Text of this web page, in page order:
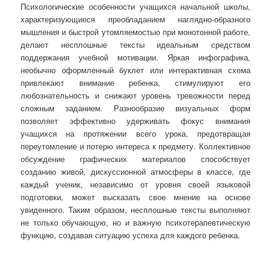
Психологические особенности учащихся начальной школы,
характеризующиеся преобладанием наглядно-образного
мышления и быстрой утомляемостью при монотонной работе,
делают несплошные тексты идеальным средством
поддержания учебной мотивации. Яркая инфографика,
необычно оформленный буклет или интерактивная схема
привлекают внимание ребенка, стимулируют его
любознательность и снижают уровень тревожности перед
сложным заданием. Разнообразие визуальных форм
позволяет эффективно удерживать фокус внимания
учащихся на протяжении всего урока, предотвращая
переутомление и потерю интереса к предмету. Коллективное
обсуждение графических материалов способствует
созданию живой, дискуссионной атмосферы в классе, где
каждый ученик, независимо от уровня своей языковой
подготовки, может высказать свое мнение на основе
увиденного. Таким образом, несплошные тексты выполняют
не только обучающую, но и важную психотерапевтическую
функцию, создавая ситуацию успеха для каждого ребенка.